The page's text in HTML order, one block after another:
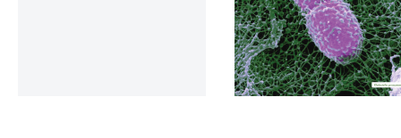
Cilt 39, Sayı 2